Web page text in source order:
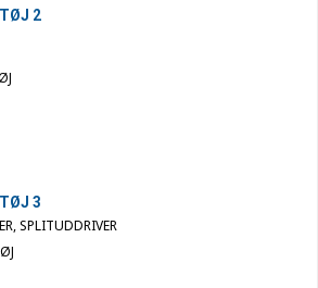
2
3
SPLITUDDRIVER